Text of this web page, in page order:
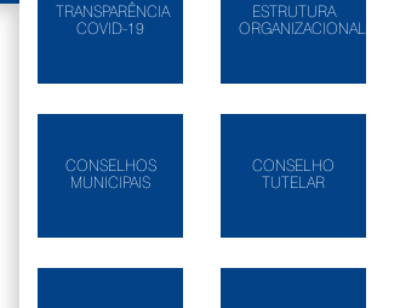
TRANSPARÊNCIA
COVID-19
ESTRUTURA
ORGANIZACIONAL
CONSELHOS
MUNICIPAIS
CONSELHO
TUTELAR